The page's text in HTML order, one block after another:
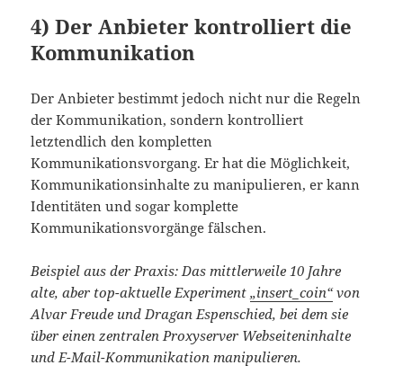
4) Der Anbieter kontrolliert die
Kommunikation
Der Anbieter bestimmt jedoch nicht nur die Regeln
der Kommunikation, sondern kontrolliert
letztendlich den kompletten
Kommunikationsvorgang. Er hat die Möglichkeit,
Kommunikationsinhalte zu manipulieren, er kann
Identitäten und sogar komplette
Kommunikationsvorgänge fälschen.
Beispiel aus der Praxis: Das mittlerweile 10 Jahre
alte, aber top-aktuelle Experiment„insert_coin“von
Alvar Freude und Dragan Espenschied, bei dem sie
über einen zentralen Proxyserver Webseiteninhalte
und E-Mail-Kommunikation manipulieren.